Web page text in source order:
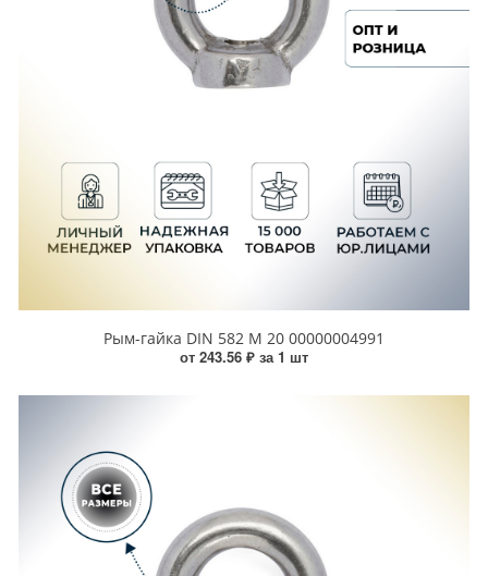
Рым-гайка DIN 582 М 20 00000004991
от 243.56 ₽ за 1 шт